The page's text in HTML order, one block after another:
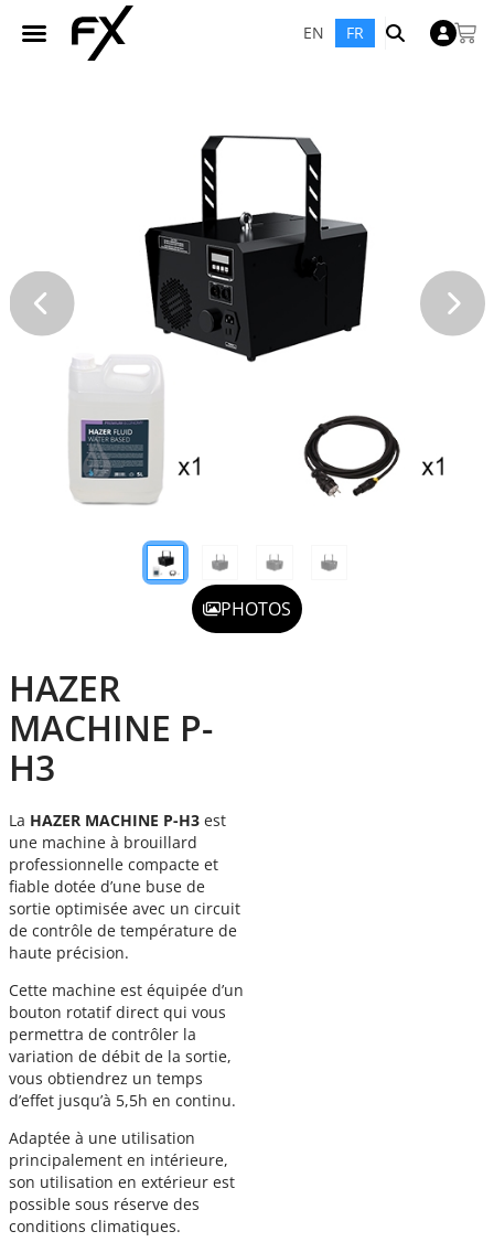
EN FR
PHOTOS
HAZER
MACHINE P-
H3
La HAZER MACHINE P-H3 est
une machine à brouillard
professionnelle compacte et
fiable dotée d’une buse de
sortie optimisée avec un circuit
de contrôle de température de
haute précision.
Cette machine est équipée d’un
bouton rotatif direct qui vous
permettra de contrôler la
variation de débit de la sortie,
vous obtiendrez un temps
d’effet jusqu’à 5,5h en continu.
Adaptée à une utilisation
principalement en intérieure,
son utilisation en extérieur est
possible sous réserve des
conditions climatiques.